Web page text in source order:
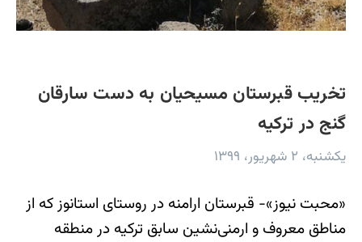
تخریب قبرستان مسیحیان به دست سارقان
گنج در ترکیه
یکشنبه، ۲ شهریور، ۱۳۹۹
«محبت نیوز»- قبرستان ارامنه در روستای استانوز که از
مناطق معروف و ارمنی‌نشین سابق ترکیه در منطقه